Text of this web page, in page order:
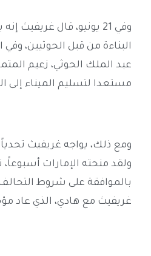
وفي 21 يونيو، قال
البناءة من قبل الحوثيين،
عبد الملك الحوثي، زعيم
مستعدا لتسليم الميناء إلى
ومع ذلك، يواجه غريفيث
ولقد منحته الإمارات أسبوعاً،
غريفيث مع هادي، الذي عاد